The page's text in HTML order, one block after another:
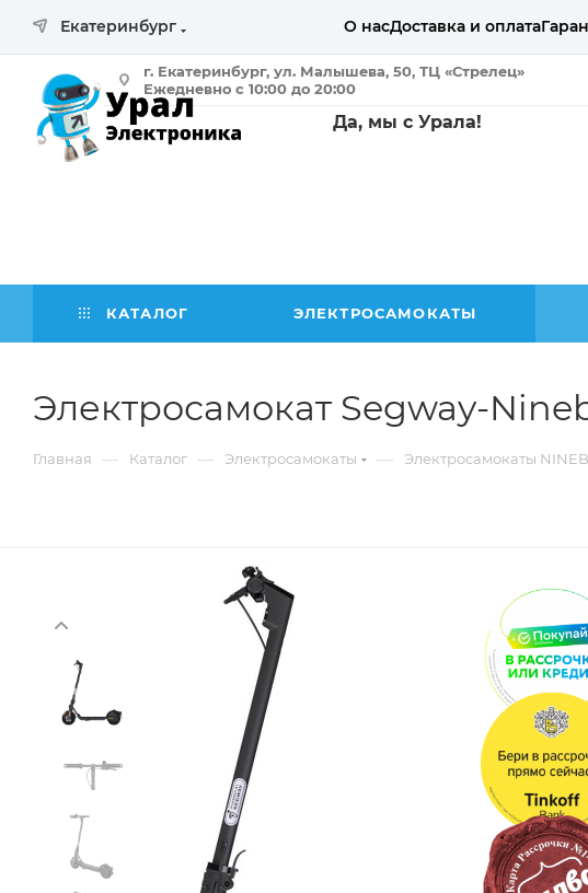
Екатеринбург О насДоставка и оплата
г. Екатеринбург, ул. Малышева, 50, ТЦ «Стрелец»
Ежедневно с 10:00 до 20:00
Да, мы с Урала!
КАТАЛОГ ЭЛЕКТРОСАМОКАТЫ
Электросамокат Segway-
Главная — Каталог — Электросамокаты — Электросамокаты